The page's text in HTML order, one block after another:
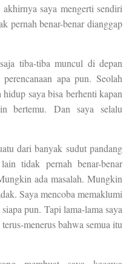
saya mengerti sendiri
pernah benar-benar dianggap
tiba-tiba muncul di depan
apa pun. Seolah
saya bisa berhenti kapan
bertemu.Dan saya selalu
dari banyak sudut pandang
tidak pernah benar-benar
ada masalah. Mungkin
Saya mencoba memaklumi
pun. Tapi lama-lama saya
menerus bahwa semua itu